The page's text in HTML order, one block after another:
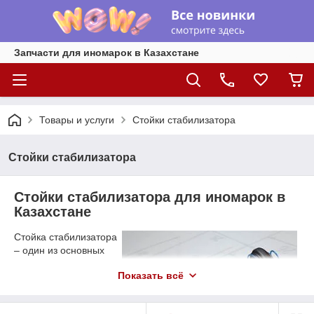
Запчасти для иномарок в Казахстане
Товары и услуги Стойки стабилизатора
Стойки стабилизатора
Стойки стабилизатора для иномарок в
Казахстане
Стойка стабилизатора
– один из основных
задачей стойки
Показать всё